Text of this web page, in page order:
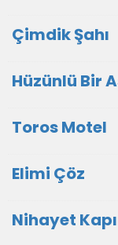
Çimdik Şahı
Hüzünlü Bir
Toros Motel
Elimi Çöz
Nihayet